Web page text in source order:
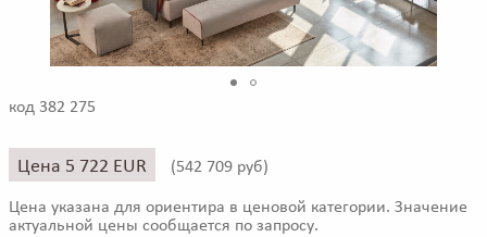
код 382 275
Цена 5 722 EUR (542 709 руб)
Цена указана для ориентира в ценовой категории. Значение
актуальной цены сообщается по запросу.